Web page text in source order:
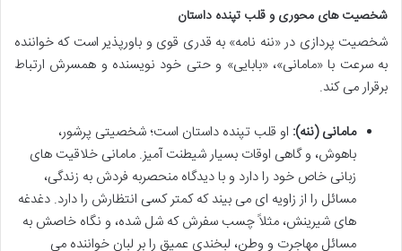
شخصیت های محوری و قلب تپنده داستان
شخصیت پردازی در «ننه نامه» به قدری قوی و باورپذیر است که خواننده
به سرعت با «مامانی»، «بابایی» و حتی خود نویسنده و همسرش ارتباط
برقرار می کند.
مامانی (ننه): او قلب تپنده داستان است؛ شخصیتی پرشور،
باهوش، و گاهی اوقات بسیار شیطنت آمیز. مامانی خلاقیت های
زبانی خاص خود را دارد و با دیدگاه منحصربه فردش به زندگی،
مسائل را از زاویه ای می بیند که کمتر کسی انتظارش را دارد. دغدغه
های شیرینش، مثلاً چسب سفرش که شل شده، و نگاه خاصش به
مسائل مهاجرت و وطن، لبخندی عمیق را بر لبان خواننده می